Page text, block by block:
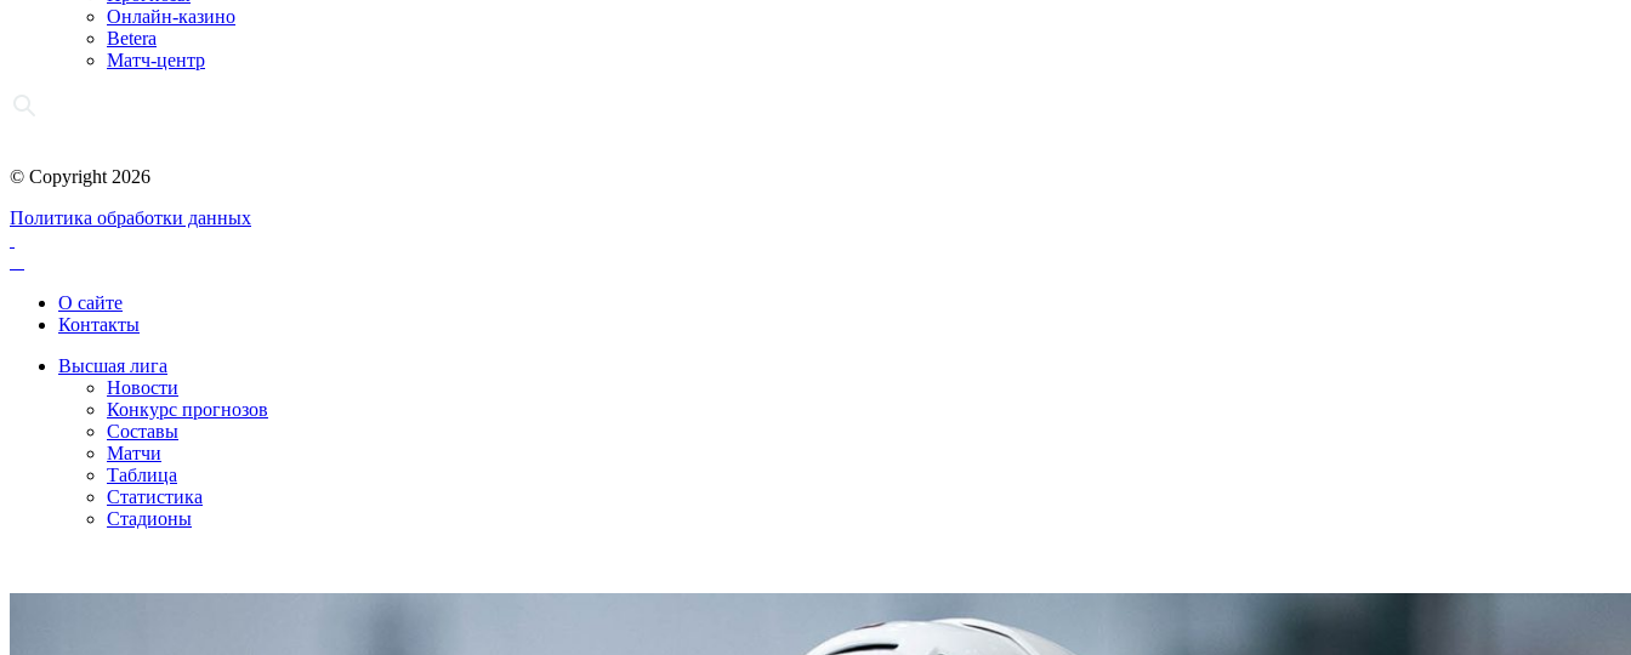
Онлайн-казино
Betera
Матч-центр
© Copyright 2026
Политика обработки данных
О сайте
Контакты
Высшая лига
Новости
Конкурс прогнозов
Составы
Матчи
Таблица
Статистика
Стадионы